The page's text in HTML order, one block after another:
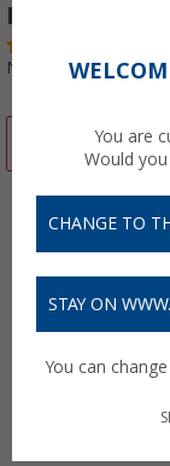
Mud Flap
Nº de artículo
You are
Would
CHANGE TO
STAY ON
You can